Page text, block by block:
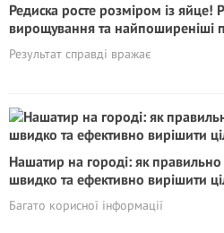
Редиска росте розміром із яйце!
вирощування та найпоширеніші
Результат справді вражає
Нашатир на городі: як
швидко та ефективно вирішити
Багато корисної інформації